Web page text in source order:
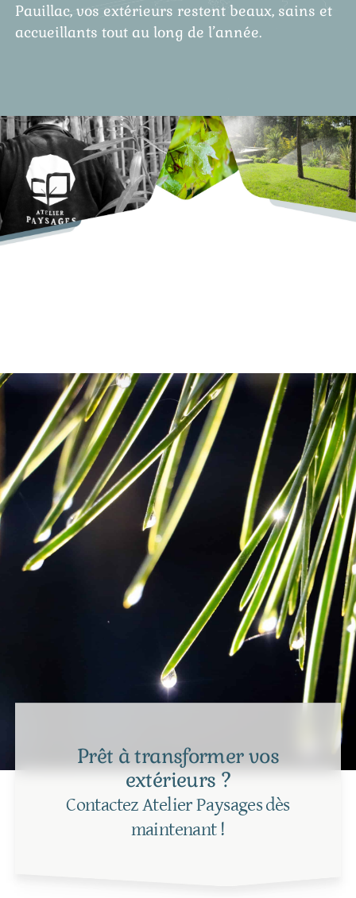
Pauillac, vos extérieurs restent beaux, sains et
accueillants tout au long de l’année.
Prêt à transformer vos
extérieurs ?
Contactez Atelier Paysages dès
maintenant !